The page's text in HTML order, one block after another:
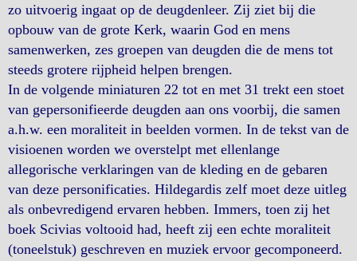
zo uitvoerig ingaat op de deugdenleer. Zij ziet bij die
opbouw van de grote Kerk, waarin God en mens
samenwerken, zes groepen van deugden die de mens tot
steeds grotere rijpheid helpen brengen.
In de volgende miniaturen 22 tot en met 31 trekt een stoet
van gepersonifieerde deugden aan ons voorbij, die samen
a.h.w. een moraliteit in beelden vormen. In de tekst van de
visioenen worden we overstelpt met ellenlange
allegorische verklaringen van de kleding en de gebaren
van deze personificaties. Hildegardis zelf moet deze uitleg
als onbevredigend ervaren hebben. Immers, toen zij het
boek Scivias voltooid had, heeft zij een echte moraliteit
(toneelstuk) geschreven en muziek ervoor gecomponeerd.